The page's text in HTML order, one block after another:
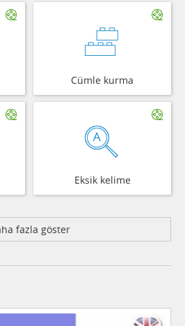
Cümle kurma
Eksik kelime
fazla göster